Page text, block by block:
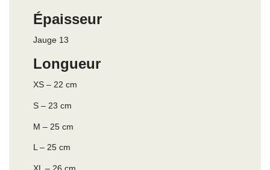
Épaisseur
Jauge 13
Longueur
XS – 22 cm
S – 23 cm
M – 25 cm
L – 25 cm